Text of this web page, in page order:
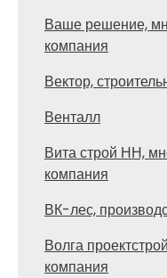
Ваше решение,
компания
Вектор,
Венталл
Вита строй НН,
компания
ВК-лес,
Волга
компания